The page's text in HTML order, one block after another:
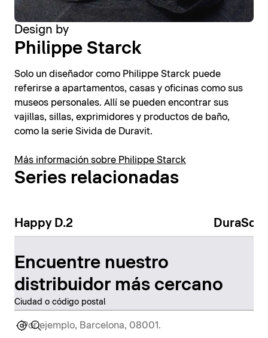
Design by
Philippe Starck
Solo un diseñador como Philippe Starck puede
referirse a apartamentos, casas y oficinas como sus
museos personales. Allí se pueden encontrar sus
vajillas, sillas, exprimidores y productos de baño,
como la serie Sivida de Duravit.
Más información sobre Philippe Starck
Series relacionadas
Happy D.2
Encuentre nuestro
distribuidor más cercano
Ciudad o código postal